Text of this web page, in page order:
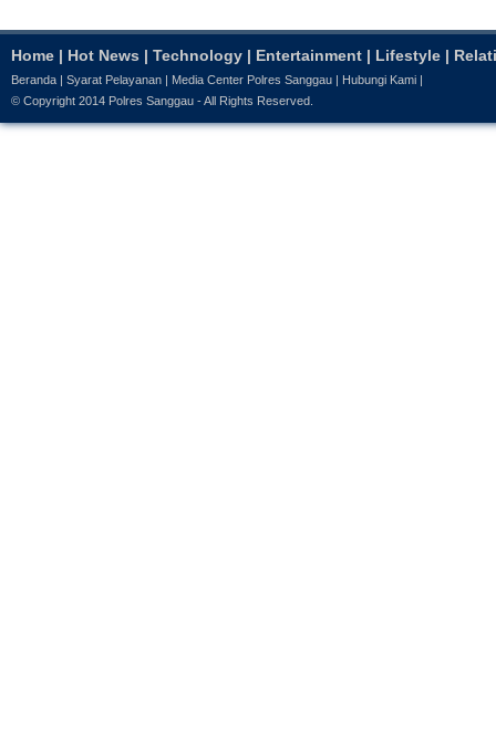
Home | Hot News | Technology | Entertainment | Lifestyle |
Beranda Syarat Pelayanan Media Center Polres Sanggau Hubungi Kami
© Copyright 2014 Polres Sanggau - All Rights Reserved.